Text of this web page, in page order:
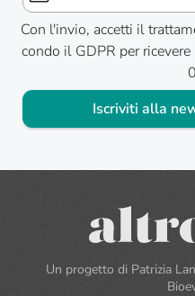
Con l'invio, accetti il
condo il GDPR per
Iscriviti alla
Un progetto di Patrizia